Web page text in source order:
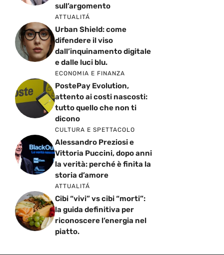
sull’argomento
ATTUALITÁ
Urban Shield: come
difendere il viso
dall’inquinamento digitale
e dalle luci blu.
ECONOMIA E FINANZA
PostePay Evolution,
attento ai costi nascosti:
tutto quello che non ti
dicono
CULTURA E SPETTACOLO
Alessandro Preziosi e
Vittoria Puccini, dopo anni
la verità: perché è finita la
storia d’amore
ATTUALITÁ
Cibi “vivi” vs cibi “morti”:
la guida definitiva per
riconoscere l’energia nel
piatto.